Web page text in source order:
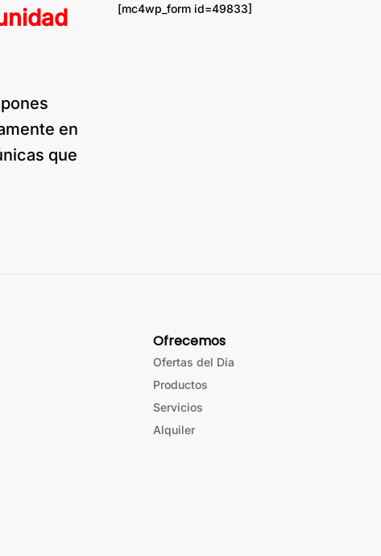
en
que
[mc4wp_form id=49833]
Ofrecemos
Ofertas del Día
Productos
Servicios
Alquiler